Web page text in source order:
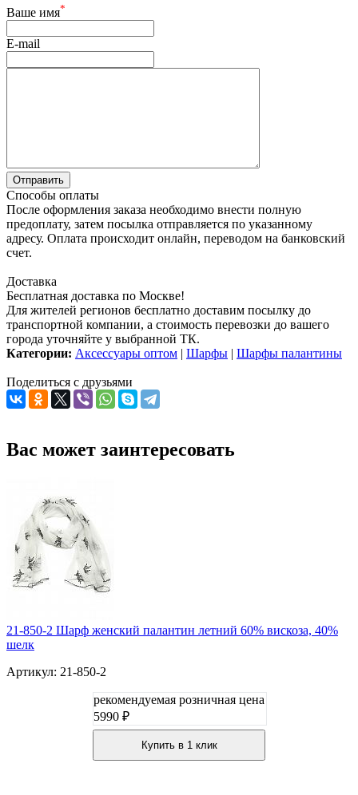
Ваше имя*
E-mail
Способы оплаты
После оформления заказа необходимо внести полную
предоплату, затем посылка отправляется по указанному
адресу. Оплата происходит онлайн, переводом на банковский
счет.
Доставка
Бесплатная доставка по Москве!
Для жителей регионов бесплатно доставим посылку до
транспортной компании, а стоимость перевозки до вашего
города уточняйте у выбранной ТК.
Категории: Аксессуары оптом | Шарфы | Шарфы палантины
Поделиться с друзьями
Вас может заинтересовать
21-850-2 Шарф женский палантин летний 60% вискоза, 40%
шелк
Артикул: 21-850-2
рекомендуемая розничная цена
5990 ₽
Купить в 1 клик